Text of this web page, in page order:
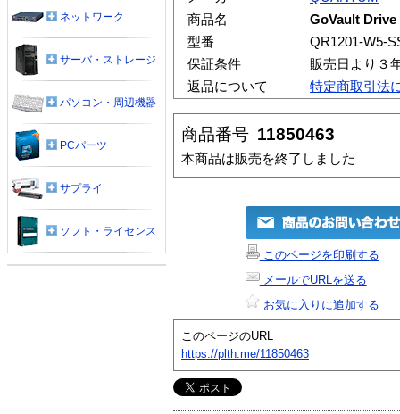
商品名
GoVault Drive
型番
QR1201-W5-
保証条件
販売日より３
返品について
特定商取引法
商品番号 11850463
本商品は販売を終了しました
このページを印刷する
メールでURLを送る
お気に入りに追加する
このページのURL
https://plth.me/11850463
ネットワーク
サーバ・ストレージ
パソコン・周辺機器
PCパーツ
サプライ
ソフト・ライセンス